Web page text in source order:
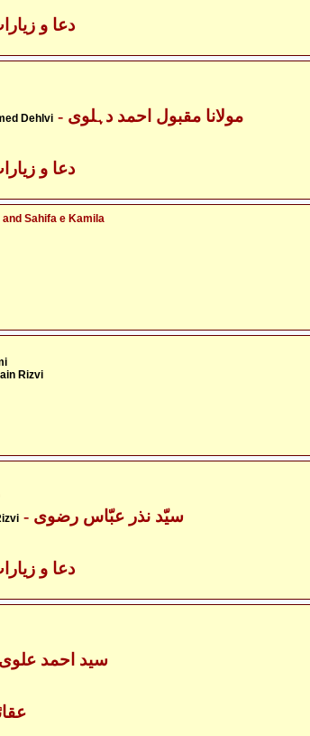
- دعا و
Dehlvi - مولانا مقبول احمد دہلوی
- دعا و
Sahifa e Kamila
Rizvi
- سیّد نذر عبّاس رضوی
- دعا و
- سید احمد علوی
-